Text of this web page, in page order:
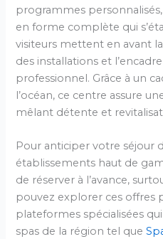
programmes
en forme complète qui
visiteurs mettent en avant
des installations et
professionnel. Grâce à un
l’océan, ce centre assure
mêlant détente et
Pour anticiper votre séjour
établissements haut de
de réserver à l’avance,
pouvez explorer ces offres
plateformes spécialisées
spas de la région tel que